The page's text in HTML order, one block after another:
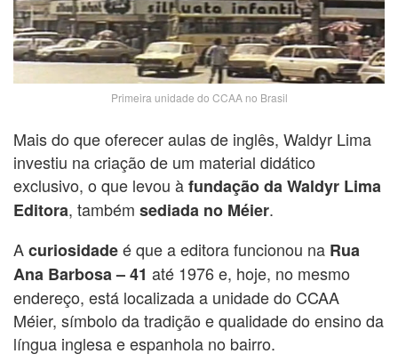
Primeira unidade do CCAA no Brasil
Mais do que oferecer aulas de inglês, Waldyr Lima
investiu na criação de um material didático
exclusivo, o que levou àfundação da Waldyr Lima
Editora, também sediada no Méier.
Acuriosidadeé que a editora funcionou na Rua
Ana Barbosa – 41 até 1976 e, hoje, no mesmo
endereço, está localizada a unidade do CCAA
Méier, símbolo da tradição e qualidade do ensino da
língua inglesa e espanhola no bairro.